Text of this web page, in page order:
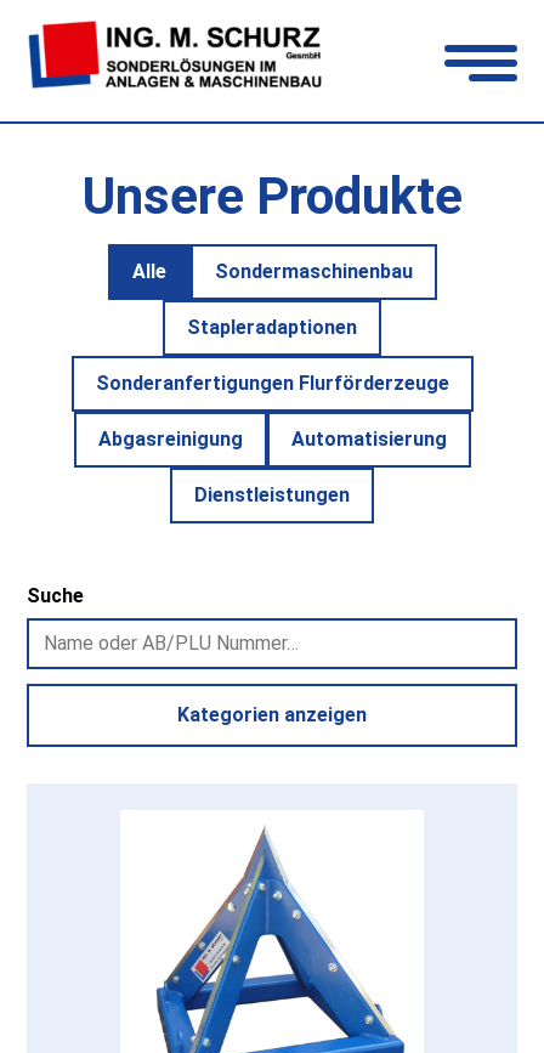
Unsere Produkte
Alle Sondermaschinenbau
Stapleradaptionen
Sonderanfertigungen Flurförderzeuge
Abgasreinigung Automatisierung
Dienstleistungen
Suche
Kategorien anzeigen